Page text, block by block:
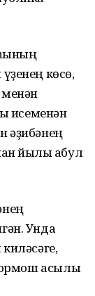
көсө,
исеменән
әҙибәнең
йылы ҡабул
Унда
асылы